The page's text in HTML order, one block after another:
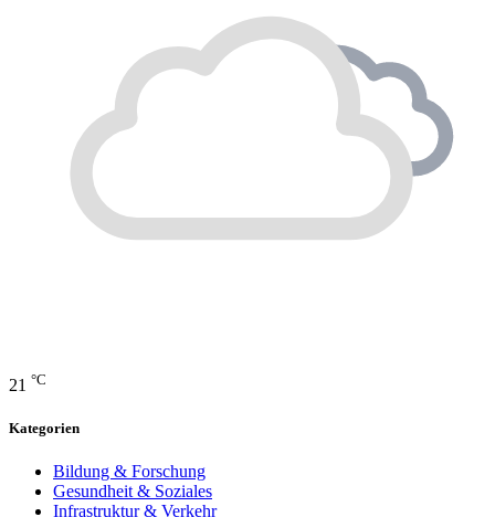
21 °C
Kategorien
Bildung & Forschung
Gesundheit & Soziales
Infrastruktur & Verkehr